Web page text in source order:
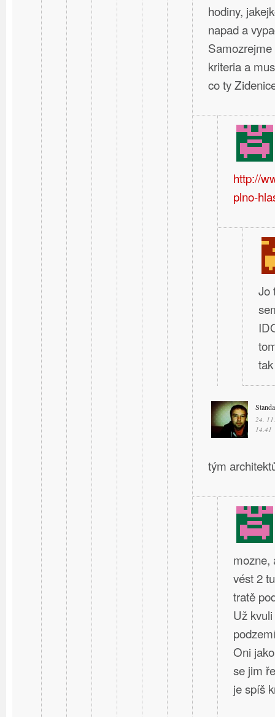
hodiny,
napad a
kriteria a
co ty
http://
plno-
Jo
24.
14.41
tým
mozne,
vést 2
tratě
Už
Oni
se jim
je spíš